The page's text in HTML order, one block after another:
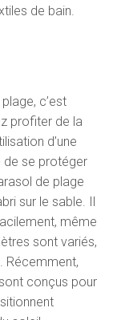
de bain.
c’est
profiter de la
d’une
de se protéger
de plage
sur le sable. Il
même
sont variés,
Récemment,
conçus pour